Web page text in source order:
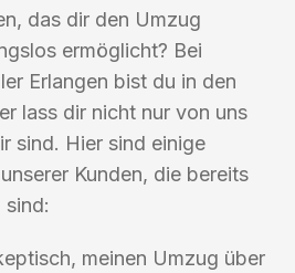
das dir den Umzug
ermöglicht? Bei
Erlangen bist du in den
lass dir nicht nur von uns
sind. Hier sind einige
Kunden, die bereits
sind:
meinen Umzug über